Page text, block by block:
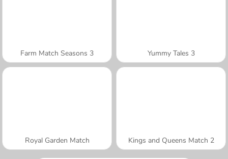
Farm Match Seasons 3 Yummy Tales 3
Royal Garden Match Kings and Queens Match 2